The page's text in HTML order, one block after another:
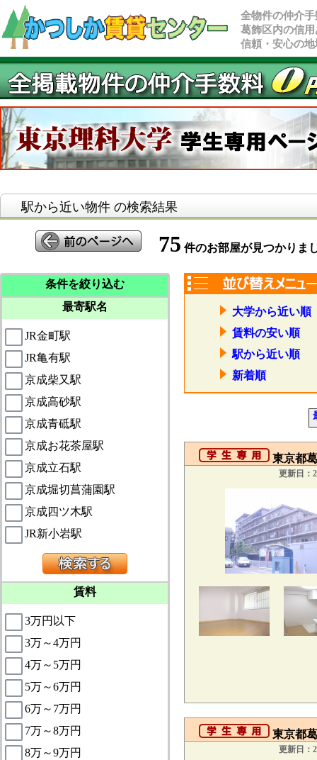
全物件の仲介
葛飾区内の信
信頼・安心の
駅から近い物件 の検索結果
75 件のお部屋が見つかりま
条件を絞り込む
最寄駅名
JR金町駅
JR亀有駅
京成柴又駅
京成高砂駅
京成青砥駅
京成お花茶屋駅
京成立石駅
京成堀切菖蒲園駅
京成四ツ木駅
JR新小岩駅
賃料
3万円以下
3万～4万円
4万～5万円
5万～6万円
6万～7万円
7万～8万円
8万～9万円
大学から近い順
賃料の安い順
駅から近い順
新着順
東京都
更新日：
東京都
更新日：